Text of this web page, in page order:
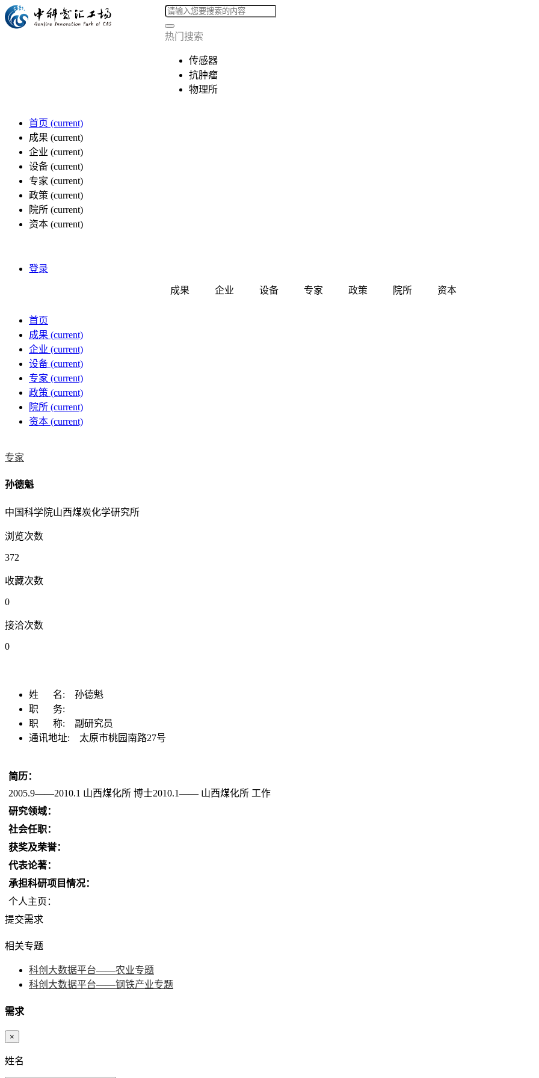
热门搜索
传感器
抗肿瘤
物理所
首页 (current)
成果 (current)
企业 (current)
设备 (current)
专家 (current)
政策 (current)
院所 (current)
资本 (current)
登录
成果 企业 设备 专家 政策 院所 资本
首页
成果 (current)
企业 (current)
设备 (current)
专家 (current)
政策 (current)
院所 (current)
资本 (current)
专家
孙德魁
中国科学院山西煤炭化学研究所
浏览次数
372
收藏次数
0
接洽次数
0
姓 名: 孙德魁
职 务:
职 称: 副研究员
通讯地址: 太原市桃园南路27号
简历：
2005.9——2010.1 山西煤化所 博士2010.1—— 山西煤化所 工作
研究领域：
社会任职：
获奖及荣誉：
代表论著：
承担科研项目情况：
个人主页：
提交需求
相关专题
科创大数据平台——农业专题
科创大数据平台——钢铁产业专题
需求
×
姓名